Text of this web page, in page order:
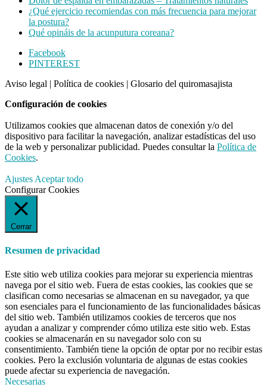
¿Qué ejercicio recomiendas con más frecuencia para mejorar
la postura?
Qué opináis de la acunputura coreana?
Footer
CTA
Facebook
PINTEREST
Aviso legal | Política de cookies | Glosario del quiromasajista
Configuración de cookies
Utilizamos cookies que almacenan datos de conexión y/o del
dispositivo para facilitar la navegación, analizar estadísticas del uso
de la web y personalizar publicidad. Puedes consultar la Política de
Cookies.
Ajustes Aceptar todo
Configurar Cookies
Cerrar
Resumen de privacidad
Este sitio web utiliza cookies para mejorar su experiencia mientras
navega por el sitio web. Fuera de estas cookies, las cookies que se
clasifican como necesarias se almacenan en su navegador, ya que
son esenciales para el funcionamiento de las funcionalidades básicas
del sitio web. También utilizamos cookies de terceros que nos
ayudan a analizar y comprender cómo utiliza este sitio web. Estas
cookies se almacenarán en su navegador solo con su
consentimiento. También tiene la opción de optar por no recibir estas
cookies. Pero la exclusión voluntaria de algunas de estas cookies
puede afectar su experiencia de navegación.
Necesarias